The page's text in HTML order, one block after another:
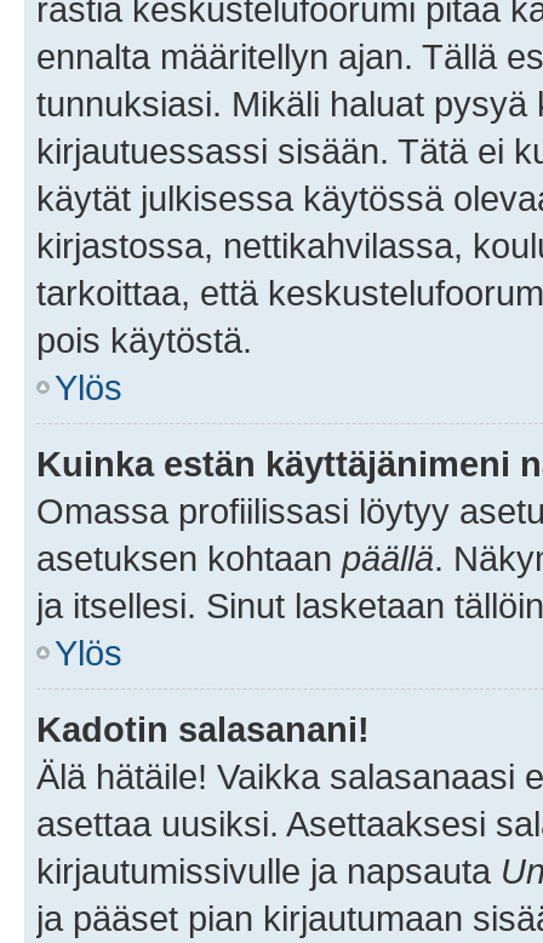
rastia keskustelufoorumi pitää
ennalta määritellyn ajan. Tällä
tunnuksiasi. Mikäli haluat
kirjautuessassi sisään. Tätä ei
käytät julkisessa käytössä
kirjastossa, nettikahvilassa,
tarkoittaa, että
pois käytöstä.
Ylös
Kuinka estän käyttäjänimeni
Omassa profiilissasi löytyy
asetuksen kohtaan päällä.
ja itsellesi. Sinut lasketaan
Ylös
Kadotin salasanani!
Älä hätäile! Vaikka salasanaasi
asettaa uusiksi. Asettaaksesi
kirjautumissivulle ja napsauta
ja pääset pian kirjautumaan